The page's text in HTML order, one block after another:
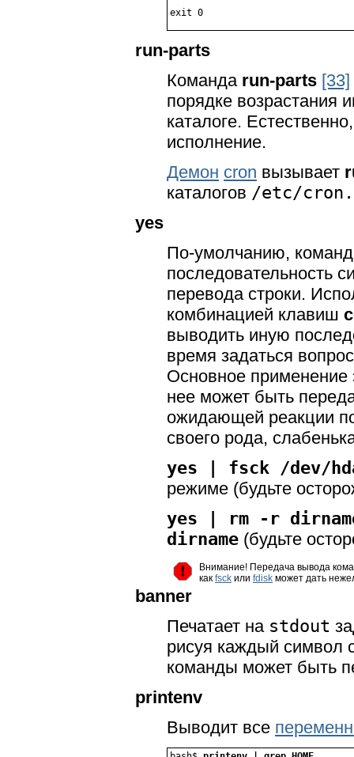
run-parts
Команда run-parts [33]
порядке возрастания
каталоге.
исполнение.
Демон cron вызывает
каталогов /etc/
yes
По-умолчанию,
последовательность
перевода строки.
комбинацией клавиш
выводить иную
время задаться
Основное применение
нее может быть
ожидающей реакции
своего рода,
yes | fsck /dev/
режиме (будьте
yes | rm -r
dirname (будьте
Внимание! Передача вывода
как fsck или fdisk может дать
banner
Печатает на stdout
рисуя каждый символ
команды может быть
printenv
Выводит все